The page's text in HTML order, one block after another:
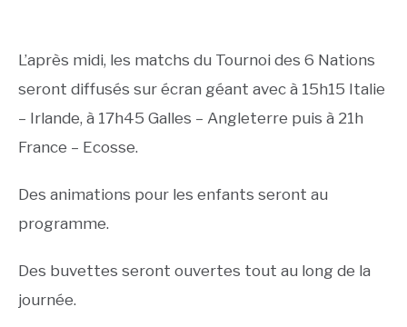
L’après midi, les matchs du Tournoi des 6 Nations
seront diffusés sur écran géant avec à 15h15 Italie
– Irlande, à 17h45 Galles – Angleterre puis à 21h
France – Ecosse.
Des animations pour les enfants seront au
programme.
Des buvettes seront ouvertes tout au long de la
journée.